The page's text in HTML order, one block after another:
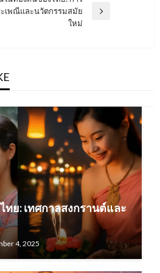
ะเพณีและนวัตกรรมสมัย
ใหม่
ทย: เทศกาลสงกรานต์และ
4, 2025